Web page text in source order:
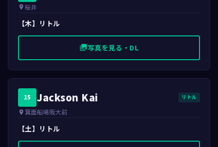
place 桜井
【木】リトル
photo_library写真を見る・DL
15 Jackson Kai リトル
place 箕面船場阪大前
【土】リトル